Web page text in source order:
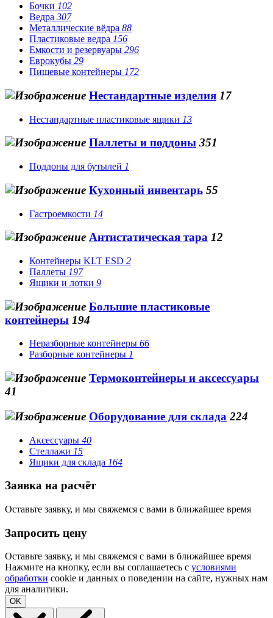
Бочки 102
Ведра 307
Металлические вёдра 88
Пластиковые ведра 156
Емкости и резервуары 296
Еврокубы 29
Пищевые контейнеры 172
Нестандартные изделия 17
Нестандартные пластиковые ящики 13
Паллеты и поддоны 351
Поддоны для бутылей 1
Кухонный инвентарь 55
Гастроемкости 14
Антистатическая тара 12
Контейнеры KLT ESD 2
Паллеты 197
Ящики и лотки 9
Большие пластиковые
контейнеры 194
Неразборные контейнеры 66
Разборные контейнеры 1
Термоконтейнеры и аксессуары
41
Оборудование для склада 224
Аксессуары 40
Стеллажи 15
Ящики для склада 164
Заявка на расчёт
Оставьте заявку, и мы свяжемся с вами в ближайшее время
Запросить цену
Оставьте заявку, и мы свяжемся с вами в ближайшее время
Нажмите на кнопку, если вы соглашаетесь с условиями
обработки cookie и данных о поведении на сайте, нужных нам
для аналитики.
OK